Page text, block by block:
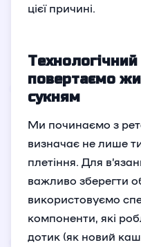
цієї причині.
повертаємо
сукням
Ми починаємо з
визначає не лише
плетіння. Для
важливо зберегти
використовуємо
компоненти, які
дотик (як новий